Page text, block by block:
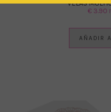
VELAS
€3.90
AÑADIR